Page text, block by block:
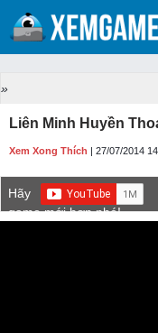
»
Liên Minh Huyền
Xem Xong Thích | 27/07/2014
Hãy
game mới hơn nhé!